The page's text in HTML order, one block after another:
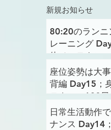
新規お知らせ
80:20のランニ
レーニング
体メンテナン
プロジェクト
座位姿勢は大
背編 Day15；
テナンス100
ェクト
日常生活動作
ナンス Day14